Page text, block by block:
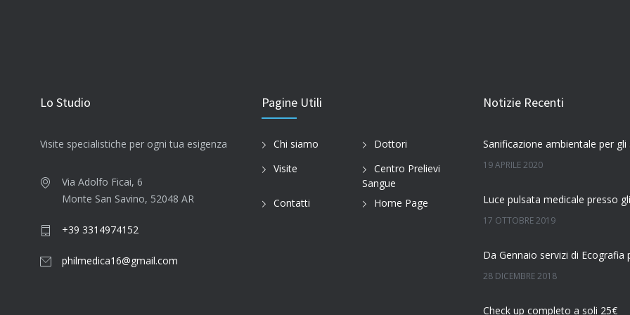
Lo Studio
Visite specialistiche per ogni tua esigenza
Via Adolfo Ficai, 6
Monte San Savino, 52048 AR
+39 3314974152
philmedica16@gmail.com
Pagine Utili
Chi siamo
Dottori
Visite
Centro Prelievi
Sangue
Contatti
Home Page
Notizie Recenti
19 APRILE 2020
17 OTTOBRE 2019
28 DICEMBRE 2018
Check up completo a soli 25€